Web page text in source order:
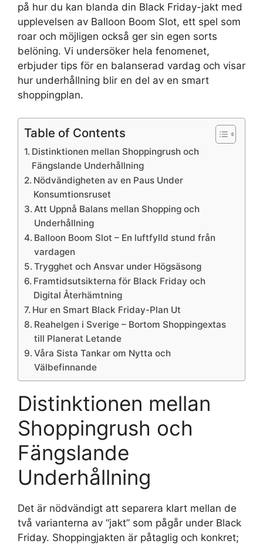
på hur du kan blanda din Black Friday-jakt med
upplevelsen av Balloon Boom Slot, ett spel som
roar och möjligen också ger sin egen sorts
belöning. Vi undersöker hela fenomenet,
erbjuder tips för en balanserad vardag och visar
hur underhållning blir en del av en smart
shoppingplan.
Table of Contents
Distinktionen mellan Shoppingrush och
Fängslande Underhållning
Nödvändigheten av en Paus Under
Konsumtionsruset
Att Uppnå Balans mellan Shopping och
Underhållning
Balloon Boom Slot – En luftfylld stund från
vardagen
Trygghet och Ansvar under Högsäsong
Framtidsutsikterna för Black Friday och
Digital Återhämtning
Hur en Smart Black Friday-Plan Ut
Reahelgen i Sverige – Bortom Shoppingextas
till Planerat Letande
Våra Sista Tankar om Nytta och
Välbefinnande
Distinktionen mellan
Shoppingrush och
Fängslande
Underhållning
Det är nödvändigt att separera klart mellan de
två varianterna av “jakt” som pågår under Black
Friday. Shoppingjakten är påtaglig och konkret;